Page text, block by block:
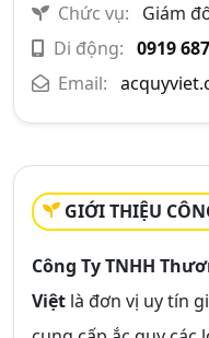
Chức vụ:
Giám
Di động: 0919
Email:
GIỚI THIỆU
Công Ty TNHH
Việt là đơn vị uy tín